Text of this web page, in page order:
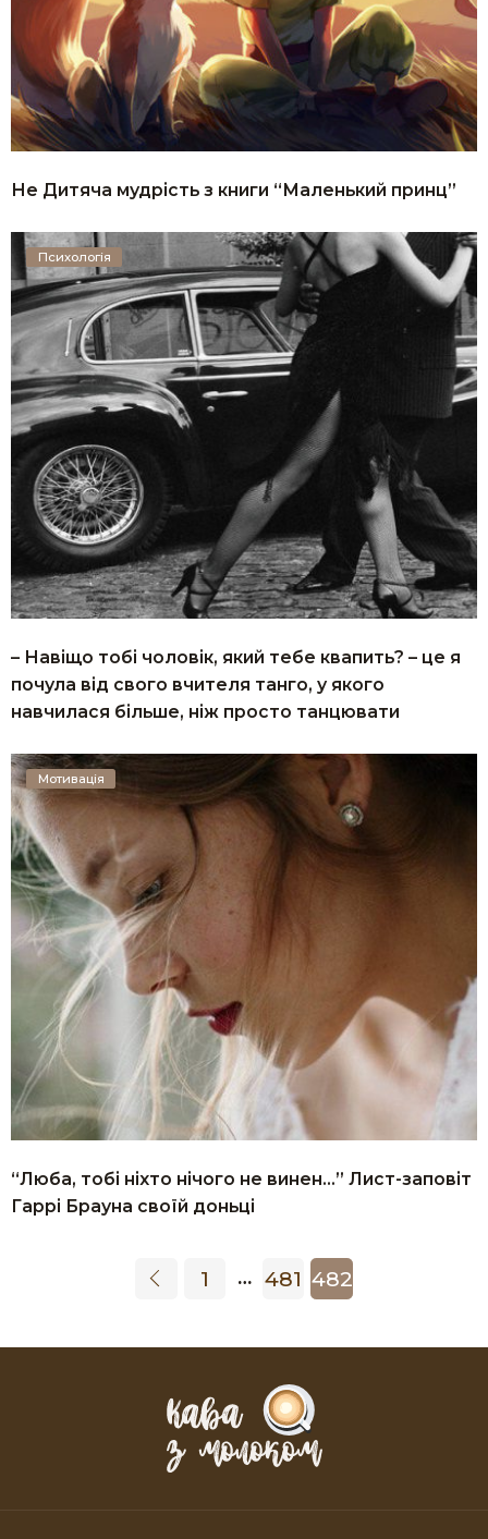
Не Дитяча мудрість з книги “Маленький принц”
– Навіщо тобі чоловік, який тебе квапить? – це я
почула від свого вчителя танго, у якого
навчилася більше, ніж просто танцювати
Психологія
“Люба, тобі ніхто нічого не винен…” Лист-заповіт
Гаррі Брауна своїй доньці
Мотивація
1 … 481 482